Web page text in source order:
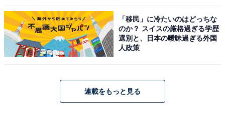
「移民」に冷たいのはどっちな
のか？ スイスの厳格過ぎる学歴
選別と、日本の曖昧過ぎる外国
人政策
連載をもっと見る